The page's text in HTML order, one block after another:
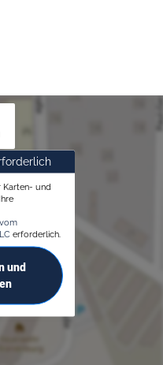
Karten- und
erforderlich.
und